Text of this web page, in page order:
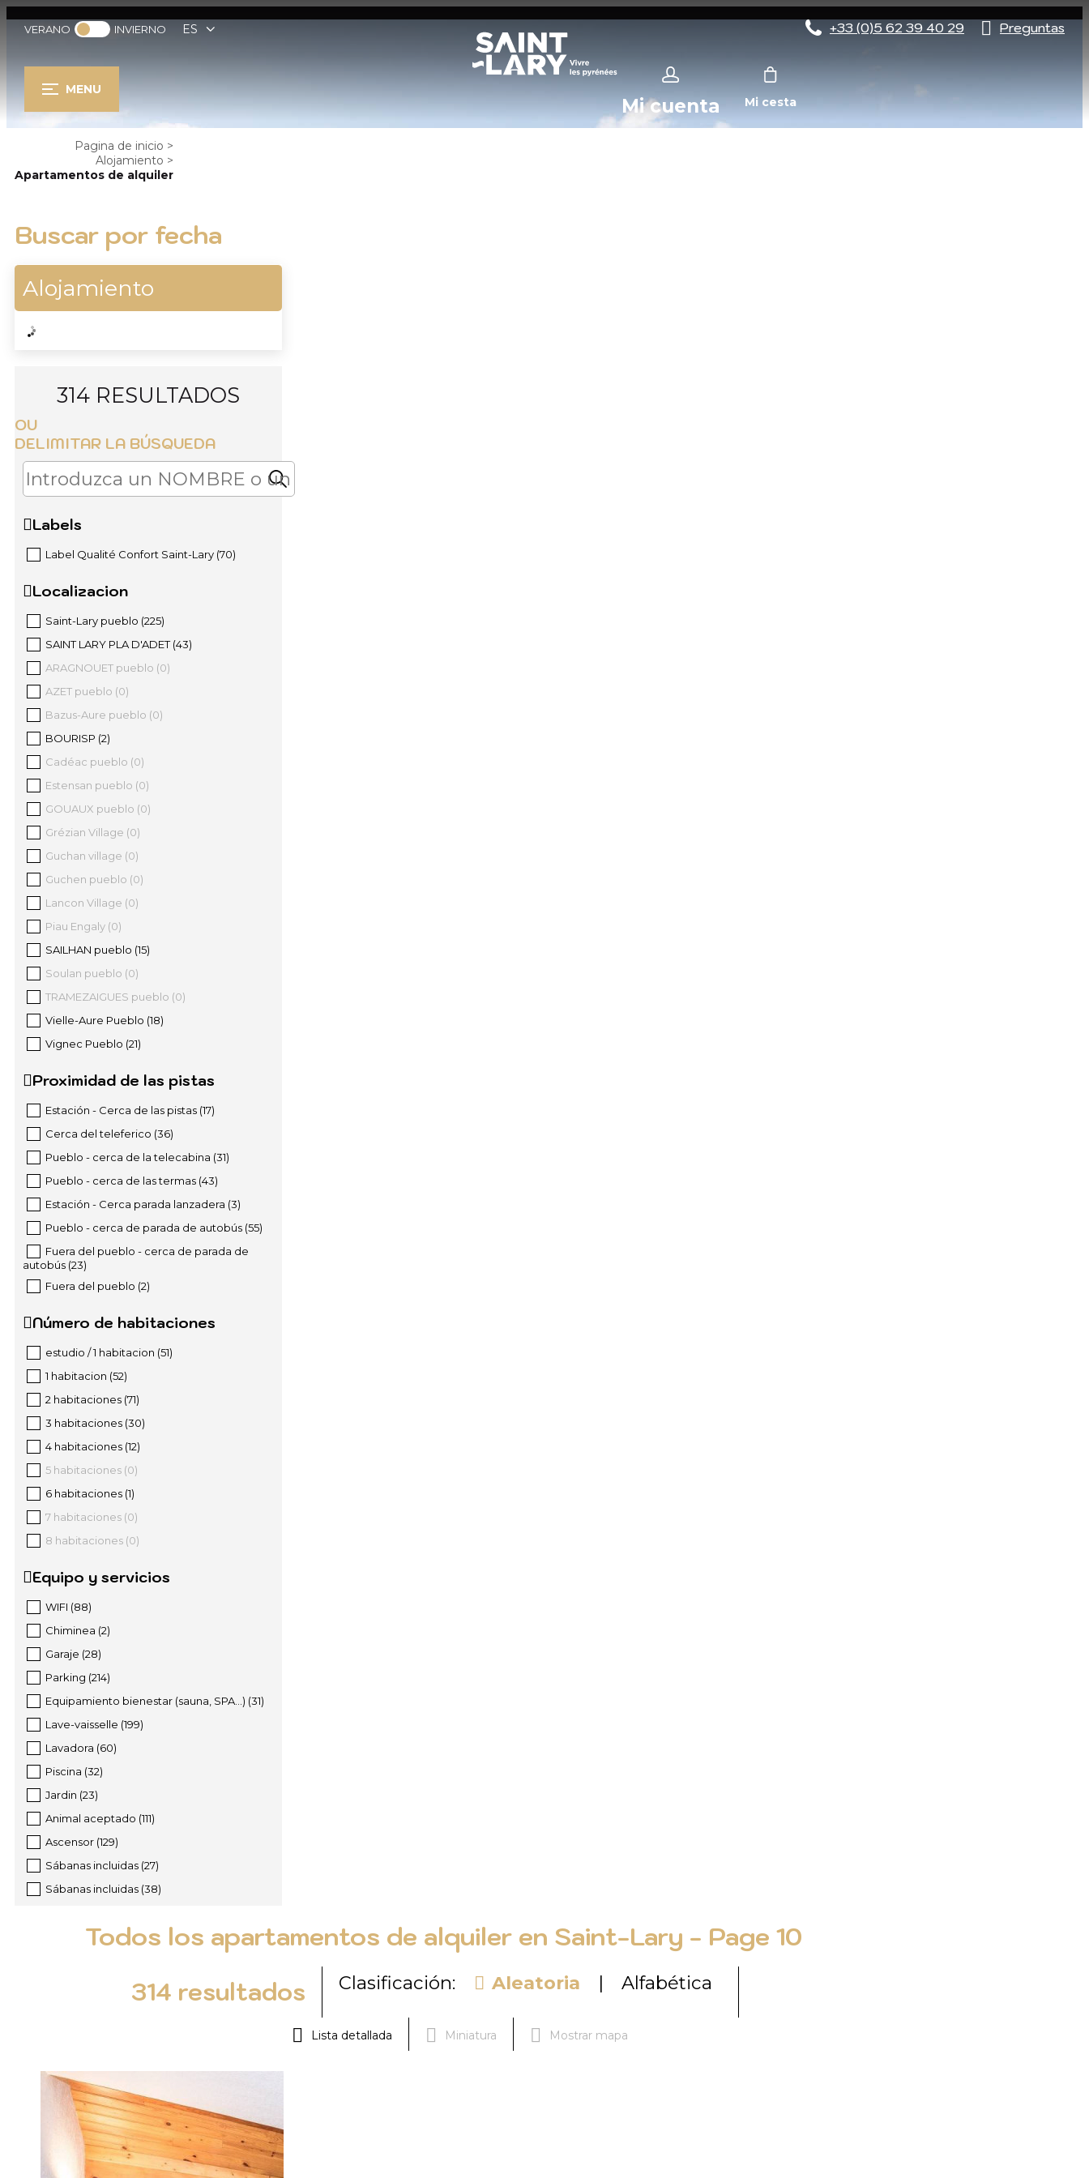
VERANO INVIERNO ES +33 (0)5 62 39 40 29 Preguntas
MENU
Mi cuenta Mi cesta
Pagina de inicio >
Alojamiento >
Apartamentos de alquiler
Buscar por fecha
Alojamiento
OU
DELIMITAR LA BÚSQUEDA
314 RESULTADOS
Labels
Label Qualité Confort Saint-Lary (70)
Localizacion
Saint-Lary pueblo (225)
SAINT LARY PLA D'ADET(43)
ARAGNOUET pueblo (0)
AZET pueblo (0)
Bazus-Aure pueblo (0)
BOURISP (2)
Cadéac pueblo (0)
Estensan pueblo (0)
GOUAUX pueblo (0)
Grézian Village (0)
Guchan village (0)
Guchen pueblo (0)
Lancon Village (0)
Piau Engaly (0)
SAILHAN pueblo (15)
Soulan pueblo (0)
TRAMEZAIGUES pueblo (0)
Vielle-Aure Pueblo (18)
Vignec Pueblo (21)
Proximidad de las pistas
Estación - Cerca de las pistas (17)
Cerca del teleferico (36)
Pueblo - cerca de la telecabina (31)
Pueblo - cerca de las termas (43)
Estación - Cerca parada lanzadera (3)
Pueblo - cerca de parada de autobús (55)
Fuera del pueblo - cerca de parada de
autobús (23)
Fuera del pueblo (2)
Número de habitaciones
estudio / 1 habitacion (51)
1 habitacion (52)
2 habitaciones (71)
3 habitaciones (30)
4 habitaciones (12)
5 habitaciones (0)
6 habitaciones (1)
7 habitaciones (0)
8 habitaciones (0)
Equipo y servicios
WIFI (88)
Chiminea (2)
Garaje (28)
Parking (214)
Equipamiento bienestar (sauna, SPA...) (31)
Lave-vaisselle (199)
Lavadora (60)
Piscina (32)
Jardin (23)
Animal aceptado (111)
Ascensor (129)
Sábanas incluidas (27)
Sábanas incluidas (38)
Todos los apartamentos de alquiler en Saint-Lary - Page 10
Lista detallada Miniatura Mostrar mapa
314 resultados Clasificación: Aleatoria Alfabética